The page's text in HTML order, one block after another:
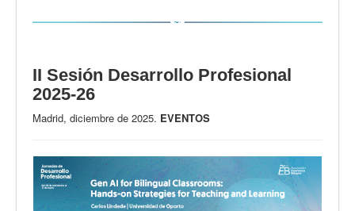
II Sesión Desarrollo Profesional
2025-26
Madrid, diciembre de 2025. EVENTOS